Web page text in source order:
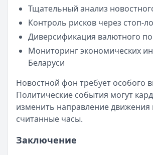
Рейтинг:4.6(14 отзывов)
Срочноденьги
15 000
₽
Срок до:30дней
Рейтинг:4.6
Деньги сразу— Стандартный
Сумма: до
100 000
Срок до:
дней
Срок до:30дней
Тщательный анализ
Контроль рисков через стоп-
Диверсификация валютного
Мониторинг экономических
Беларуси
Новостной фон требует особого
Политические события могут
изменить направление движения
считанные часы.
Заключение